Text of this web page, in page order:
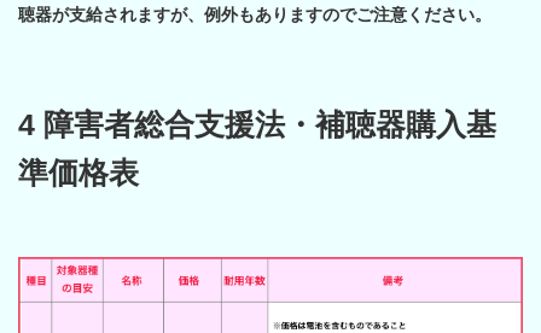
聴器が支給されますが、例外もありますのでご注意ください。
4 障害者総合支援法・補聴器購入基
準価格表